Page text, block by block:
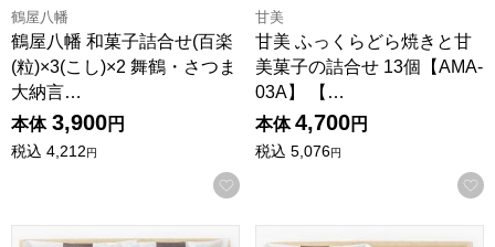
鶴屋八幡
鶴屋八幡 和菓子詰合せ(百楽
(粒)×3(こし)×2 舞鶴・さつま
大納言…
本体 3,900円
税込 4,212円
お気に入りに登録する
甘美
甘美 ふっくらどら焼きと甘
美菓子の詰合せ 13個【AMA-
03A】 【…
本体 4,700円
税込 5,076円
甘美 ふっくらどら焼きと甘美菓子の詰合せ 8個[AMA-01A]【
甘美 ふっくらどら焼きと甘